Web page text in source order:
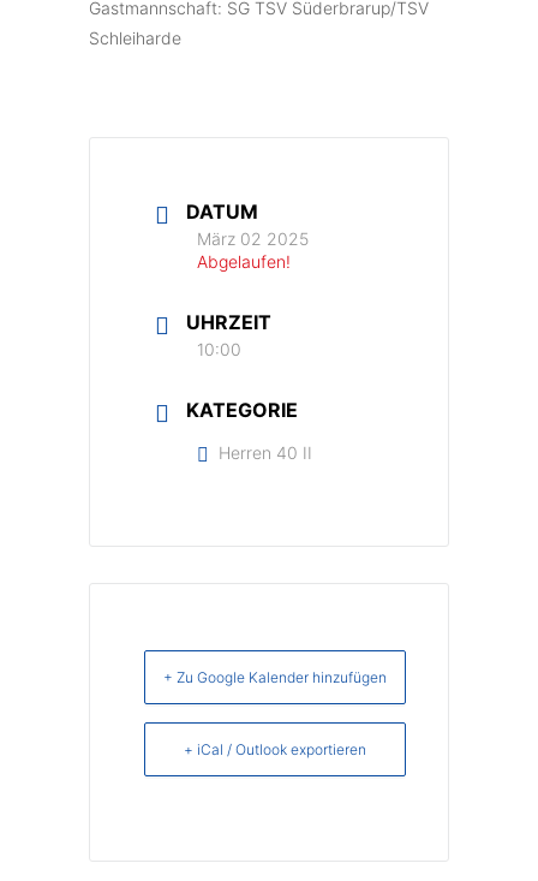
Gastmannschaft: SG TSV Süderbrarup/TSV
Schleiharde
DATUM
März 02 2025
Abgelaufen!
UHRZEIT
10:00
KATEGORIE
Herren 40 II
+ Zu Google Kalender hinzufügen
+ iCal / Outlook exportieren